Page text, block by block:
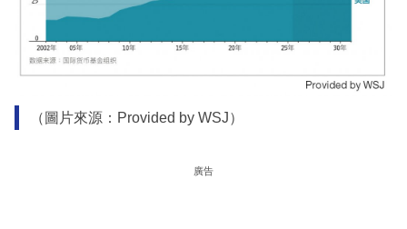
（圖片來源：Provided by WSJ）
廣告